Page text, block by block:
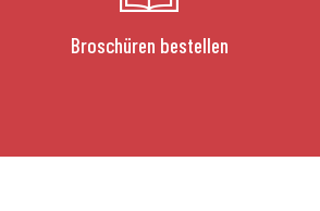
Broschüren bestellen